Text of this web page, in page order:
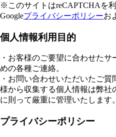
※このサイトはreCAPTCHAを
Googleプライバシーポリシーお
個人情報利用目的
・お客様のご要望に合わせた
めの各種ご連絡。
・お問い合わせいただいたご
様から収集する個人情報は弊社
に則って厳重に管理いたします。
プライバシーポリシー